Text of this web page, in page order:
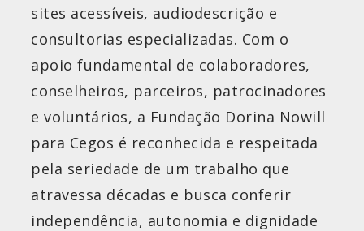
sites acessíveis, audiodescrição e
consultorias especializadas. Com o
apoio fundamental de colaboradores,
conselheiros, parceiros, patrocinadores
e voluntários, a Fundação Dorina Nowill
para Cegos é reconhecida e respeitada
pela seriedade de um trabalho que
atravessa décadas e busca conferir
independência, autonomia e dignidade